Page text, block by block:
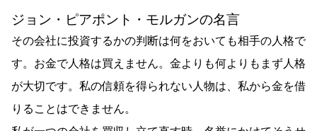
ジョン・ピアポント・モルガンの名言
その会社に投資するかの判断は何をおいても相手の人格で
す。お金で人格は買えません。金よりも何よりもまず人格
が大切です。私の信頼を得られない人物は、私から金を借
りることはできません。